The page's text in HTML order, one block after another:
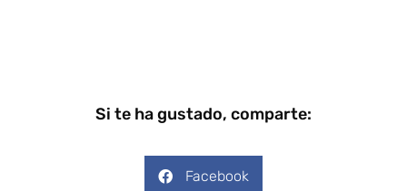
Si te ha gustado, comparte:
Facebook